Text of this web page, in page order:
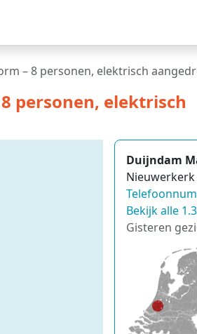
– 8 personen, elektrisch
personen, elektrisch
Duijndam
Nieuwerkerk
Bekijk alle
Gisteren